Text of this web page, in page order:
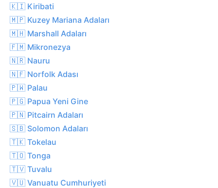
🇰🇮 Kiribati
🇲🇵 Kuzey Mariana Adaları
🇲🇭 Marshall Adaları
🇫🇲 Mikronezya
🇳🇷 Nauru
🇳🇫 Norfolk Adası
🇵🇼 Palau
🇵🇬 Papua Yeni Gine
🇵🇳 Pitcairn Adaları
🇸🇧 Solomon Adaları
🇹🇰 Tokelau
🇹🇴 Tonga
🇹🇻 Tuvalu
🇻🇺 Vanuatu Cumhuriyeti